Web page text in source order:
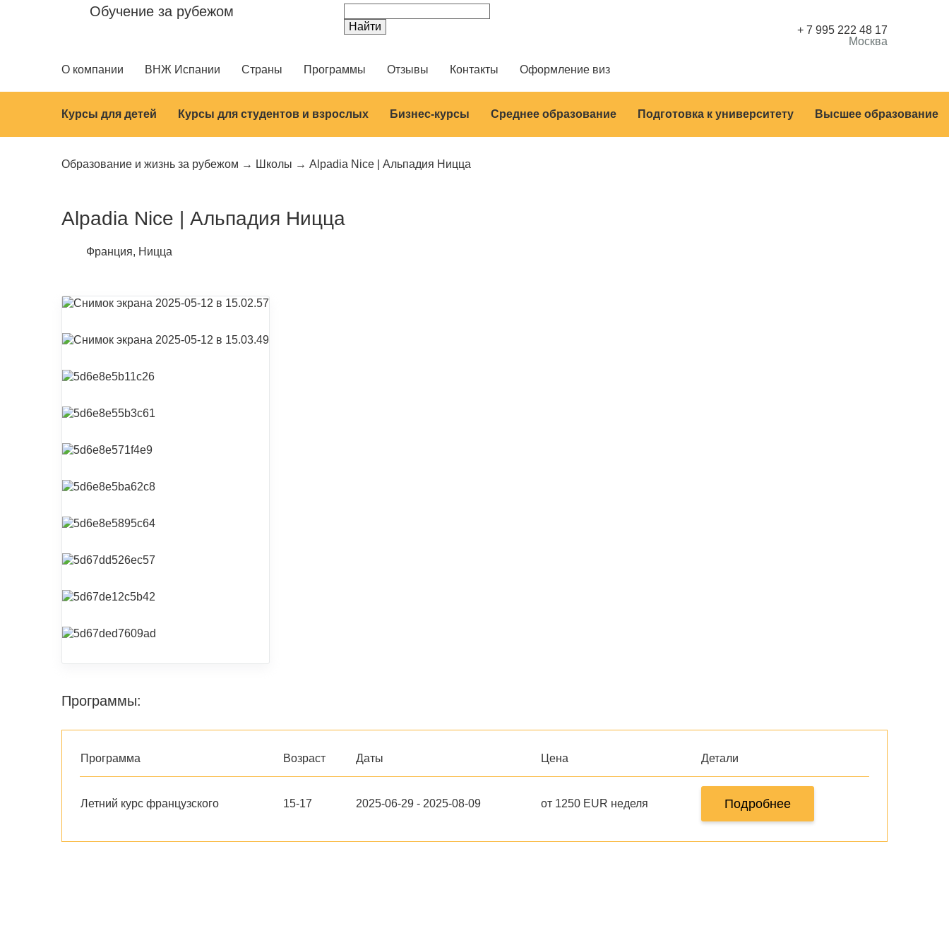
Обучение за рубежом
+ 7 995 222 48 17
Москва
О компании ВНЖ Испании Страны Программы Отзывы Контакты Оформление виз
Курсы для детей Курсы для студентов и взрослых Бизнес-курсы Среднее образование Подготовка к университету Высшее образование
Образование и жизнь за рубежом Школы Alpadia Nice | Альпадия Ницца
Alpadia Nice | Альпадия Ницца
Франция, Ницца
Программы:
Программа Возраст Даты Цена Детали
Летний курс французского 15-17 2025-06-29 - 2025-08-09 от 1250 EUR неделя Подробнее